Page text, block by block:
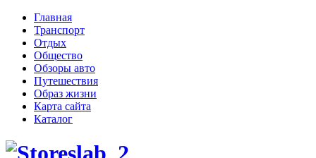
Главная
Транспорт
Отдых
Общество
Обзоры авто
Путешествия
Образ жизни
Карта сайта
Каталог